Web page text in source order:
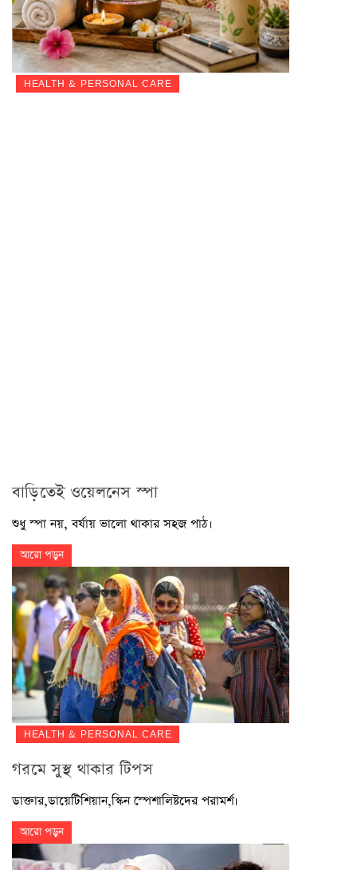
HEALTH & PERSONAL CARE
বাড়িতেই ওয়েলনেস স্পা
শুধু স্পা নয়, বর্ষায় ভালো থাকার সহজ পাঠ।
আরো পড়ুন
HEALTH & PERSONAL CARE
গরমে সুস্থ থাকার টিপস
ডাক্তার,ডায়েটিশিয়ান,স্কিন স্পেশালিষ্টদের পরামর্শ।
আরো পড়ুন